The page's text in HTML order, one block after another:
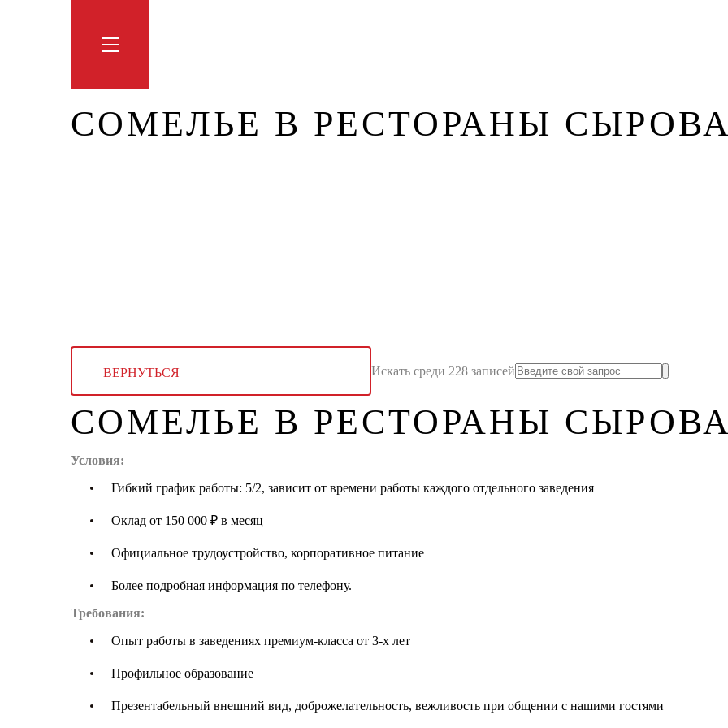
СОМЕЛЬЕ В РЕСТОРАНЫ
ВЕРНУТЬСЯ Искать среди 228 записей
СОМЕЛЬЕ В РЕСТОРАНЫ
Условия:
Гибкий график работы: 5/2, зависит от времени работы каждого отдельного заведения
Оклад от 150 000 ₽ в месяц
Официальное трудоустройство, корпоративное питание
Более подробная информация по телефону.
Требования:
Опыт работы в заведениях премиум-класса от 3-х лет
Профильное образование
Презентабельный внешний вид, доброжелательность, вежливость при общении с нашими гостями